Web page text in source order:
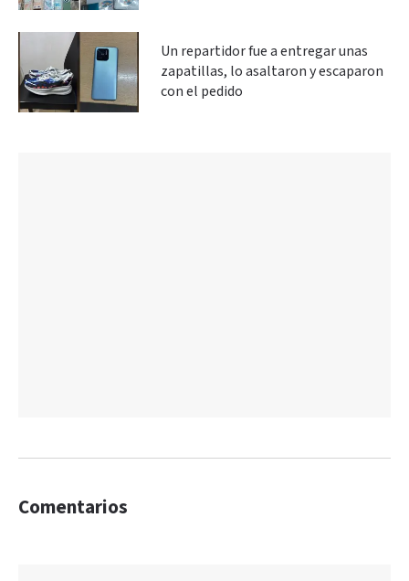
Un repartidor fue a entregar unas
zapatillas, lo asaltaron y escaparon
con el pedido
Comentarios